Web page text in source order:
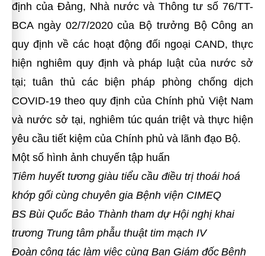
định của Đảng, Nhà nước và Thông tư số 76/TT-
BCA ngày 02/7/2020 của Bộ trưởng Bộ Công an
quy định về các hoạt động đối ngoại CAND, thực
hiện nghiêm quy định và pháp luật của nước sở
tại; tuân thủ các biện pháp phòng chống dịch
COVID-19 theo quy định của Chính phủ Việt Nam
và nước sở tại, nghiêm túc quán triệt và thực hiện
yêu cầu tiết kiệm của Chính phủ và lãnh đạo Bộ.
Một số hình ảnh chuyến tập huấn
Tiêm huyết tương giàu tiểu cầu điều trị thoái hoá
khớp gối cùng chuyên gia Bệnh viện CIMEQ
BS Bùi Quốc Bảo Thành tham dự Hội nghị khai
trương Trung tâm phẫu thuật tim mạch IV
Đoàn công tác làm việc cùng Ban Giám đốc Bệnh